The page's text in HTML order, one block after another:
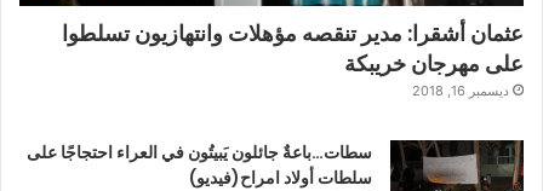
عثمان أشقرا: مدير تنقصه مؤهلات وانتهازيون تسلطوا
على مهرجان خريبكة
ديسمبر 16, 2018
سطات…باعةٌ جائلون يَبيتُون في العراء احتجاجًا على
سلطات أولاد امراح(فيديو)